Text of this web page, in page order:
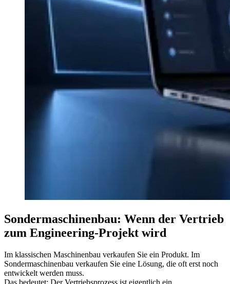
Sondermaschinenbau: Wenn der Vertrieb
zum Engineering-Projekt wird
Im klassischen Maschinenbau verkaufen Sie ein Produkt. Im
Sondermaschinenbau verkaufen Sie eine Lösung, die oft erst noch
entwickelt werden muss.
Das bedeutet: Der Vertriebsprozess ist eigentlich ein